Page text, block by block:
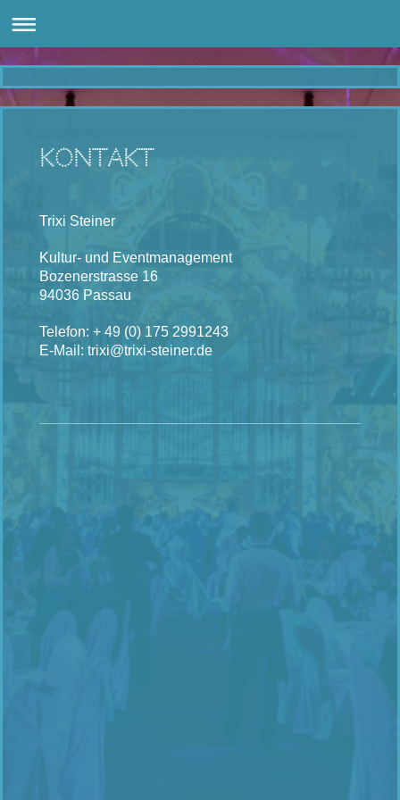
Kontakt
Trixi Steiner
Kultur- und Eventmanagement
Bozenerstrasse 16
94036 Passau
Telefon: + 49 (0) 175 2991243
E-Mail: trixi@trixi-steiner.de